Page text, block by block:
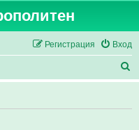
Вход
Регистрация
о